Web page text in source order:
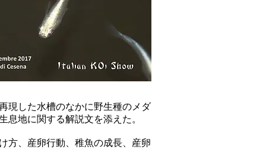
現した水槽のなかに野生種のメダ
息地に関する解説文を添えた。
方、産卵行動、稚魚の成長、産卵